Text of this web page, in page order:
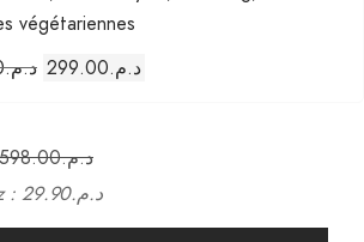
végétariennes
د.م. السعر
د.م.299.00
د.م.598.00
: د.م.29.90